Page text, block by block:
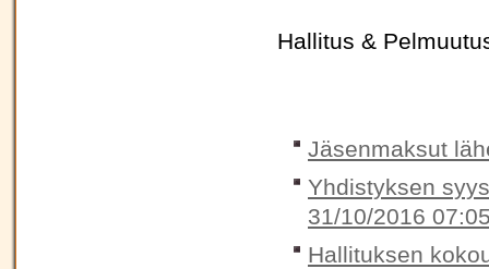
Hallitus &
Jäsenmaksut
Yhdistyksen
31/10/2016
Hallituksen